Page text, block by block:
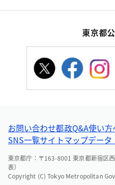
東京都
お問い合わせ都政Q&A使い方
SNS一覧サイトマップデータ
東京都庁：〒163-8001 東京都新宿区
表）
Copyright (C) Tokyo Metropolitan